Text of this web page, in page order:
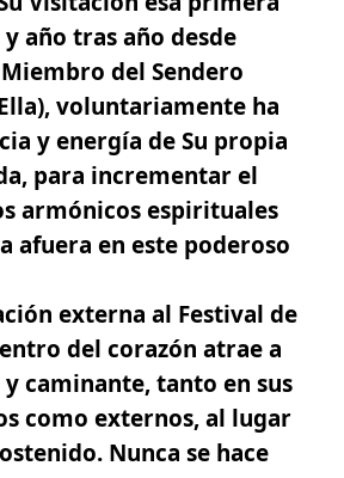
año tras año desde
del Sendero
voluntariamente ha
y energía de Su propia
para incrementar el
armónicos espirituales
afuera en este poderoso
externa al Festival de
del corazón atrae a
caminante,tanto en sus
como externos,al lugar
Nunca se hace